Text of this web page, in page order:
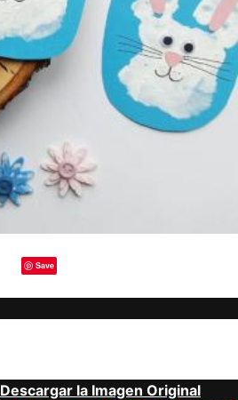
Save
Descargar la Imagen Original